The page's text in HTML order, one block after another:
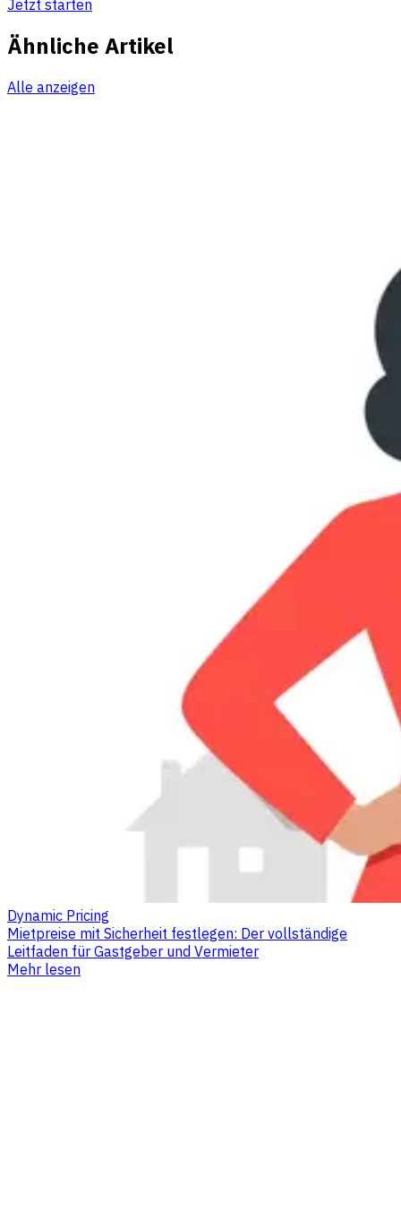
Jetzt starten
Ähnliche Artikel
Alle anzeigen
Dynamic Pricing
Mietpreise mit Sicherheit festlegen: Der vollständige
Leitfaden für Gastgeber und Vermieter
Mehr lesen